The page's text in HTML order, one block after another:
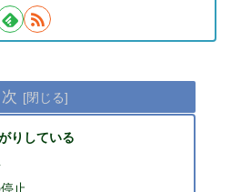
りしている
止